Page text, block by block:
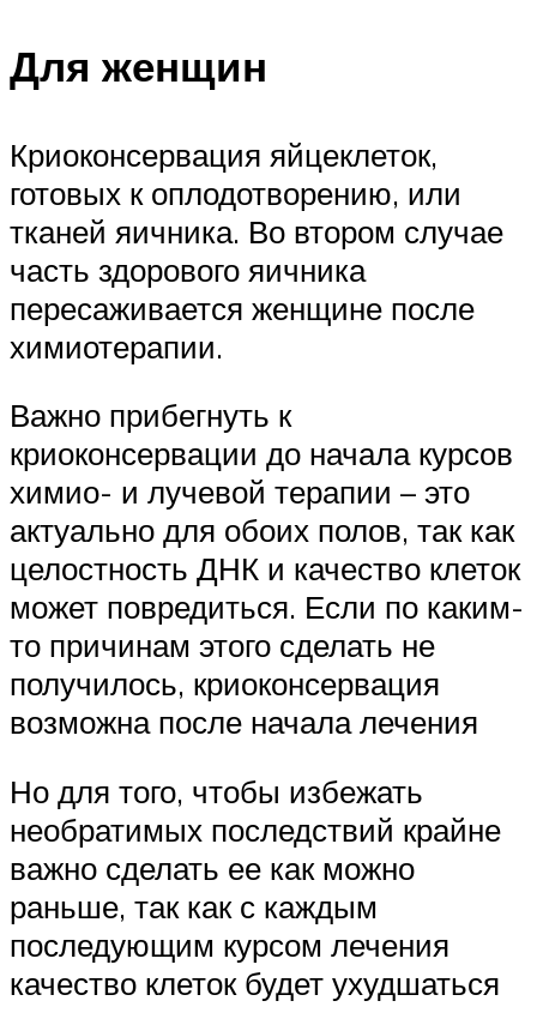
Для женщин
Криоконсервация яйцеклеток,
готовых к оплодотворению, или
тканей яичника. Во втором случае
часть здорового яичника
пересаживается женщине после
химиотерапии.
Важно прибегнуть к
криоконсервации до начала курсов
химио- и лучевой терапии – это
актуально для обоих полов, так как
целостность ДНК и качество клеток
может повредиться. Если по каким-
то причинам этого сделать не
получилось, криоконсервация
возможна после начала лечения
Но для того, чтобы избежать
необратимых последствий крайне
важно сделать ее как можно
раньше, так как с каждым
последующим курсом лечения
качество клеток будет ухудшаться